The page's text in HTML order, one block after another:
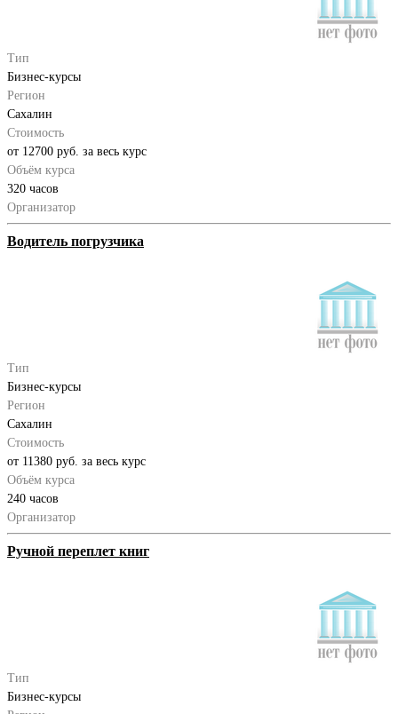
Тип
Бизнес-курсы
Регион
Сахалин
Стоимость
от 12700 руб. за весь курс
Объём курса
320 часов
Организатор
Водитель погрузчика
Тип
Бизнес-курсы
Регион
Сахалин
Стоимость
от 11380 руб. за весь курс
Объём курса
240 часов
Организатор
Ручной переплет книг
Тип
Бизнес-курсы